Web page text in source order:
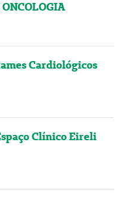
Cardiológicos
Clínico Eireli